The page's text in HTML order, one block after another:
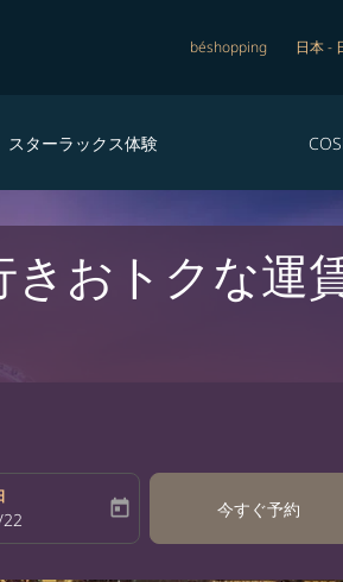
béshopping 日本-
スターラックス体験
おトクな運
return-date-aria-label
today 今すぐ予約